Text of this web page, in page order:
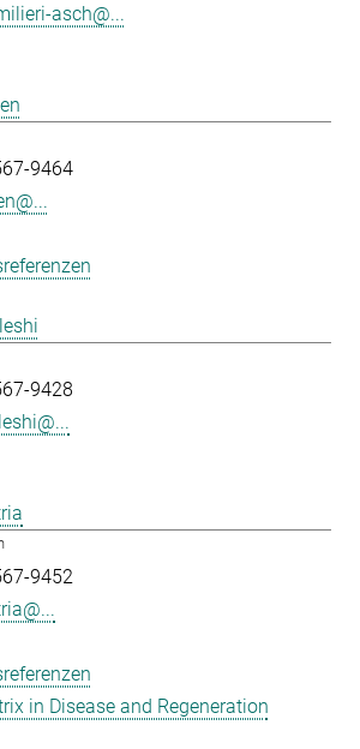
asch@...
9464
9428
9452
in Disease and Regeneration